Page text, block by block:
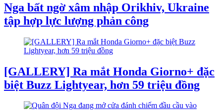
Nga bất ngờ xâm nhập Orikhiv, Ukraine
tập hợp lực lượng phản công
[GALLERY] Ra mắt Honda Giorno+ đặc
biệt Buzz Lightyear, hơn 59 triệu đồng